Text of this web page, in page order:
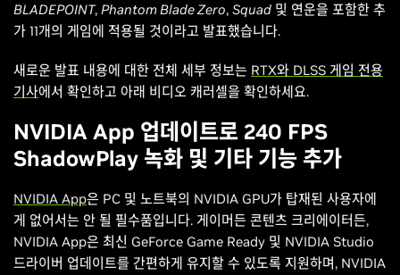
BLADEPOINT, Phantom Blade Zero, Squad 및 연운을 포함한 추
가 11개의 게임에 적용될 것이라고 발표했습니다.
새로운 발표 내용에 대한 전체 세부 정보는 RTX와 DLSS 게임 전용
기사에서 확인하고 아래 비디오 캐러셀을 확인하세요.
NVIDIA App 업데이트로 240 FPS
ShadowPlay 녹화 및 기타 기능 추가
NVIDIA App은 PC 및 노트북의 NVIDIA GPU가 탑재된 사용자에
게 없어서는 안 될 필수품입니다. 게이머든 콘텐츠 크리에이터든,
NVIDIA App은 최신 GeForce Game Ready 및 NVIDIA Studio
드라이버 업데이트를 간편하게 유지할 수 있도록 지원하며, NVIDIA